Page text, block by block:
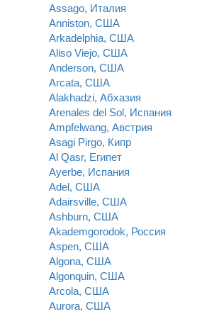
Assago, Италия
Anniston, США
Arkadelphia, США
Aliso Viejo, США
Anderson, США
Arcata, США
Alakhadzi, Абхазия
Arenales del Sol, Испания
Ampfelwang, Австрия
Asagi Pirgo, Кипр
Al Qasr, Египет
Ayerbe, Испания
Adel, США
Adairsville, США
Ashburn, США
Akademgorodok, Россия
Aspen, США
Algona, США
Algonquin, США
Arcola, США
Aurora, США